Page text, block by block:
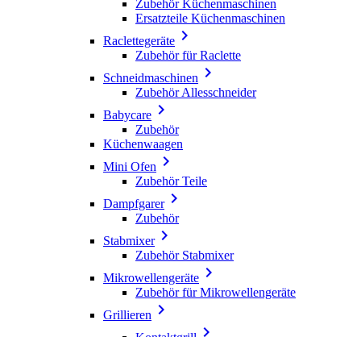
Zubehör Küchenmaschinen
Ersatzteile Küchenmaschinen
Raclettegeräte 
Zubehör für Raclette
Schneidmaschinen 
Zubehör Allesschneider
Babycare 
Zubehör
Küchenwaagen
Mini Ofen 
Zubehör Teile
Dampfgarer
Zubehör
Stabmixer
Zubehör Stabmixer
Mikrowellengeräte 
Zubehör für Mikrowellengeräte
Grillieren 
